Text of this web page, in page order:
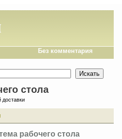
Без комментария
стола
доставки
рабочего стола